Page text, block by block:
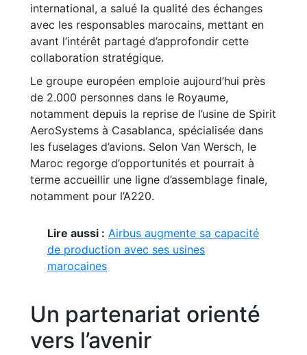
international, a salué la qualité des échanges
avec les responsables marocains, mettant en
avant l’intérêt partagé d’approfondir cette
collaboration stratégique.
Le groupe européen emploie aujourd’hui près
de 2.000 personnes dans le Royaume,
notamment depuis la reprise de l’usine de Spirit
AeroSystems à Casablanca, spécialisée dans
les fuselages d’avions. Selon Van Wersch, le
Maroc regorge d’opportunités et pourrait à
terme accueillir une ligne d’assemblage finale,
notamment pour l’A220.
Lire aussi : Airbus augmente sa capacité
de production avec ses usines
marocaines
Un partenariat orienté
vers l’avenir